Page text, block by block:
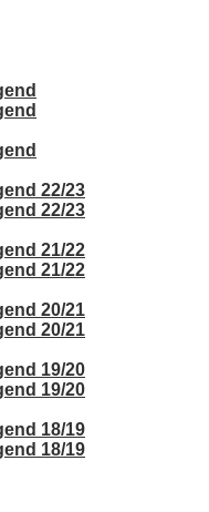
22/23
22/23
21/22
21/22
20/21
20/21
19/20
19/20
18/19
18/19